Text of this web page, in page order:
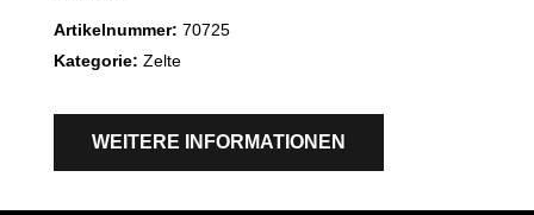
Artikelnummer: 70725
Kategorie: Zelte
WEITERE INFORMATIONEN